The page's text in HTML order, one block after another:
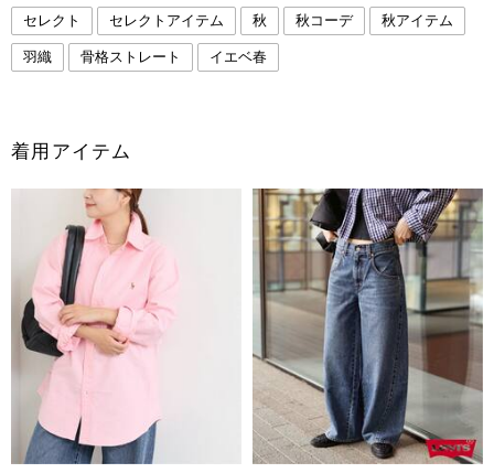
セレクト セレクトアイテム 秋 秋コーデ 秋アイテム
羽織 骨格ストレート イエベ春
着用アイテム